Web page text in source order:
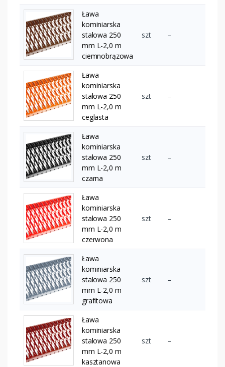
Ława
kominiarska
stalowa 250
mm L-2,0 m
ciemnobrązowa
szt –
Ława
kominiarska
stalowa 250
mm L-2,0 m
ceglasta
szt –
Ława
kominiarska
stalowa 250
mm L-2,0 m
czarna
szt –
Ława
kominiarska
stalowa 250
mm L-2,0 m
czerwona
szt –
Ława
kominiarska
stalowa 250
mm L-2,0 m
grafitowa
szt –
Ława
kominiarska
stalowa 250
mm L-2,0 m
kasztanowa
szt –